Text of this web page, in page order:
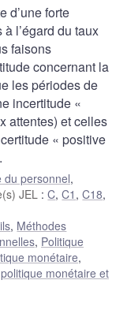
d’une forte
l’égard du taux
faisons
concernant la
les périodes de
incertitude «
attentes) et celles
« positive
du personnel,
JEL :C,C1 ,C18,
, Méthodes
, Politique
monétaire,
monétaire et